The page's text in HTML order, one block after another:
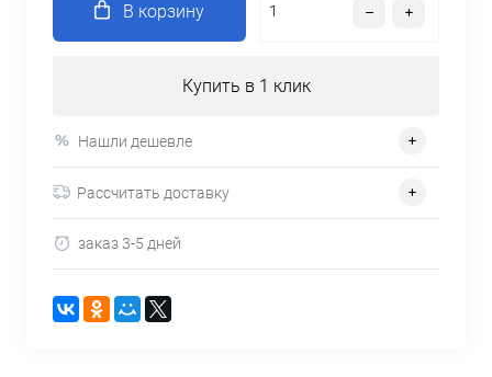
В корзину
Купить в 1 клик
Нашли дешевле
Рассчитать доставку
заказ 3-5 дней